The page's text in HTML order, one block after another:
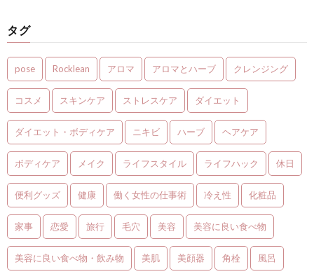
タグ
pose Rocklean アロマ アロマとハーブ クレンジング
コスメ スキンケア ストレスケア ダイエット
ダイエット・ボディケア ニキビ ハーブ ヘアケア
ボディケア メイク ライフスタイル ライフハック 休日
便利グッズ 健康 働く女性の仕事術 冷え性 化粧品
家事 恋愛 旅行 毛穴 美容 美容に良い食べ物
美容に良い食べ物・飲み物 美肌 美顔器 角栓 風呂